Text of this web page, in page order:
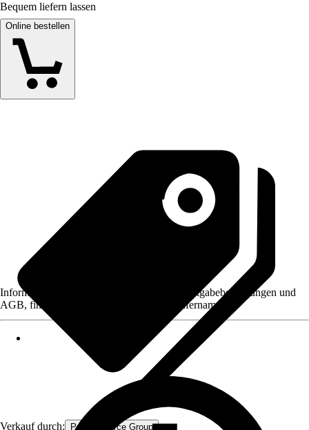
Bequem liefern lassen
Online bestellen
Verkauf durch: Procommerce Group
Informationen des Verkäufers, wie z. B. Rückgabebedingungen und
AGB, finden Sie bei Klick auf den Verkäufernamen.